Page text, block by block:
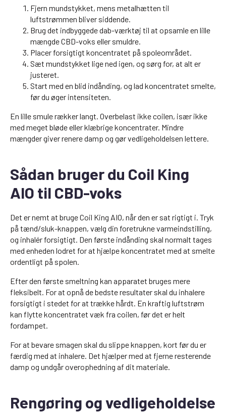
Fjern mundstykket, mens metalhætten til
luftstrømmen bliver siddende.
Brug det indbyggede dab-værktøj til at opsamle en lille
mængde CBD-voks eller smuldre.
Placer forsigtigt koncentratet på spoleområdet.
Sæt mundstykket lige ned igen, og sørg for, at alt er
justeret.
Start med en blid indånding, og lad koncentratet smelte,
før du øger intensiteten.
En lille smule rækker langt. Overbelast ikke coilen, især ikke
med meget bløde eller klæbrige koncentrater. Mindre
mængder giver renere damp og gør vedligeholdelsen lettere.
Sådan bruger du Coil King
AIO til CBD-voks
Det er nemt at bruge Coil King AIO, når den er sat rigtigt i. Tryk
på tænd/sluk-knappen, vælg din foretrukne varmeindstilling,
og inhalér forsigtigt. Den første indånding skal normalt tages
med enheden lodret for at hjælpe koncentratet med at smelte
ordentligt på spolen.
Efter den første smeltning kan apparatet bruges mere
fleksibelt. For at opnå de bedste resultater skal du inhalere
forsigtigt i stedet for at trække hårdt. En kraftig luftstrøm
kan flytte koncentratet væk fra coilen, før det er helt
fordampet.
For at bevare smagen skal du slippe knappen, kort før du er
færdig med at inhalere. Det hjælper med at fjerne resterende
damp og undgår overophedning af dit materiale.
Rengøring og vedligeholdelse